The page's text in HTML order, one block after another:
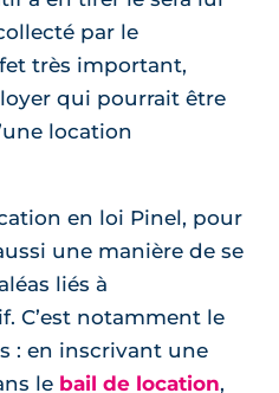
par le
très important,
qui pourrait être
location
en loi Pinel, pour
une manière de se
liés à
C’est notamment le
: en inscrivant une
le bail de location,